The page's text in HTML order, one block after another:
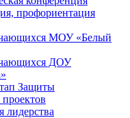
профориентация
МОУ «Белый
ДОУ
Защиты
проектов
лидерства